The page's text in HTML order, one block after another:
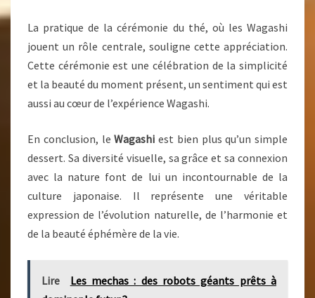
La pratique de la cérémonie du thé, où les Wagashi
jouent un rôle centrale, souligne cette appréciation.
Cette cérémonie est une célébration de la simplicité
et la beauté du moment présent, un sentiment qui est
aussi au cœur de l’expérience Wagashi.
En conclusion, leWagashi est bien plus qu’un simple
dessert. Sa diversité visuelle, sa grâce et sa connexion
avec la nature font de lui un incontournable de la
culture japonaise. Il représente une véritable
expression de l’évolution naturelle, de l’harmonie et
de la beauté éphémère de la vie.
Lire
Les mechas : des robots géants prêts à